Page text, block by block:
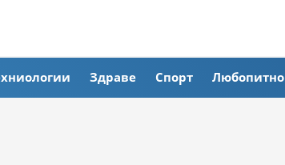
Здраве Спорт Любопитно